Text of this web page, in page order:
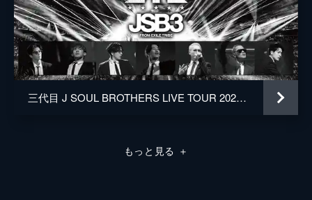
三代目 J SOUL BROTHERS LIVE TOUR 2021 “THIS IS JSB”
もっと見る ＋